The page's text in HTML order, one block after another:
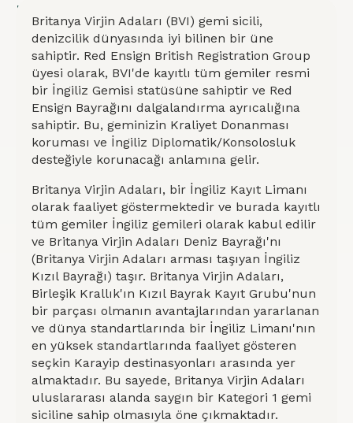
Kraliyet
Donanması
koruması,
planlama
desteği
ve
Kategori
silikon
seçenekleri
sunar.
Hızlı
kayıt,
vergi
numarası,
yüksek
gizlilik
ve
Britanya Virjin Adaları (BVI) gemi sicili,
denizcilik dünyasında iyi bilinen bir üne
sahiptir. Red Ensign British Registration Group
üyesi olarak, BVI'de kayıtlı tüm gemiler resmi
bir İngiliz Gemisi statüsüne sahiptir ve Red
Ensign Bayrağını dalgalandırma ayrıcalığına
sahiptir. Bu, geminizin Kraliyet Donanması
koruması ve İngiliz Diplomatik/Konsolosluk
desteğiyle korunacağı anlamına gelir.
Britanya Virjin Adaları, bir İngiliz Kayıt Limanı
olarak faaliyet göstermektedir ve burada kayıtlı
tüm gemiler İngiliz gemileri olarak kabul edilir
ve Britanya Virjin Adaları Deniz Bayrağı'nı
(Britanya Virjin Adaları arması taşıyan İngiliz
Kızıl Bayrağı) taşır. Britanya Virjin Adaları,
Birleşik Krallık'ın Kızıl Bayrak Kayıt Grubu'nun
bir parçası olmanın avantajlarından yararlanan
ve dünya standartlarında bir İngiliz Limanı'nın
en yüksek standartlarında faaliyet gösteren
seçkin Karayip destinasyonları arasında yer
almaktadır. Bu sayede, Britanya Virjin Adaları
uluslararası alanda saygın bir Kategori 1 gemi
siciline sahip olmasıyla öne çıkmaktadır.